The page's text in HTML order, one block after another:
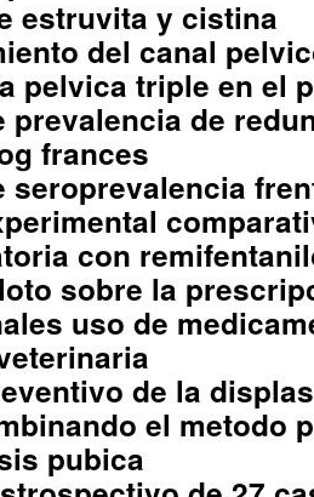
estruvita y cistina
del canal
pelvica triple en el
prevalencia de
frances
seroprevalencia
con
sobre la
uso de
de la
el metodo
pubica